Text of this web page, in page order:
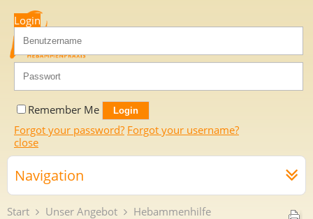
Login
Remember Me
Forgot your password? Forgot your username?
close
Navigation
Start Unser Angebot Hebammenhilfe